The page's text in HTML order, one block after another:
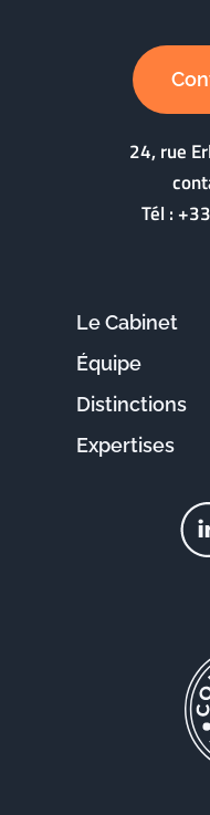
24, rue
Tél :
Le Cabinet
Équipe
Distinctions
Expertises